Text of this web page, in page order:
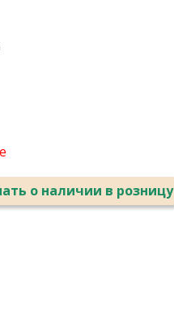
о наличии в розницу